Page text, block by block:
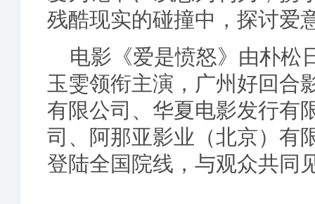
残酷现实的碰撞中，探讨爱
电影《爱是愤怒》由朴松
玉雯领衔主演，广州好回合
有限公司、华夏电影发行有
司、阿那亚影业（北京）有
登陆全国院线，与观众共同